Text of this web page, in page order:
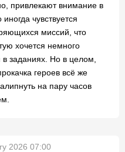
привлекают внимание в
чувствуется
миссий, что
хочется немного
заданиях. Но в целом,
героев всё же
на пару часов
2026 07:00